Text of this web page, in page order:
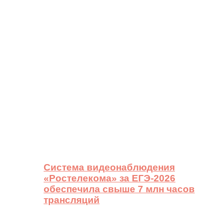
Система видеонаблюдения
«Ростелекома» за ЕГЭ-2026
обеспечила свыше 7 млн часов
трансляций